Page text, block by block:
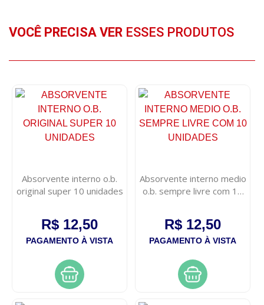
VOCÊ PRECISA VER ESSES PRODUTOS
Absorvente interno o.b.
original super 10 unidades
R$ 12,50
PAGAMENTO À VISTA
Absorvente interno medio
o.b. sempre livre com 10
R$ 12,50
PAGAMENTO À VISTA